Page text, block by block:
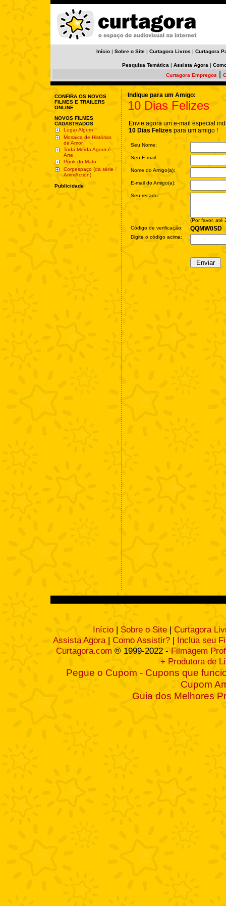
Início | Sobre o Site | Curtagora Livros | Curtagora
Pesquisa Temática | Assista Agora |
Curtagora Empregos
CONFIRA OS NOVOS
FILMES E TRAILERS
ONLINE
NOVOS FILMES
CADASTRADOS
Lugar Algum
Mosaica de Histórias
de Amor
Toda Merda Agora é
Arte
Punk do Mato
Corpespaço (da série
AnimAction)
Publicidade
Indique para um Amigo:
10 Dias Felizes
Envie agora um e-mail especial
10 Dias Felizes para um amigo !
Seu Nome:
Seu E-mail:
Nome do Amigo(a):
E-mail do Amigo(a):
Seu recado:
(Por favor, até
Código de verificação:
QQMW0SD
Digite o código acima:
Início | Sobre o Site | Curtagora
Assista Agora| Como Assistir? | Inclua seu
Curtagora.com ® 1999-2022 - Filmagem
+ Produtora de
Pegue o Cupom - Cupons que
Cupom
Guia dos Melhores